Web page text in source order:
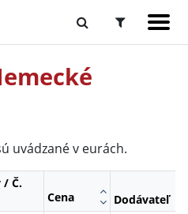
uvádzané v eurách.
/ Č.
Cena Dodávateľ